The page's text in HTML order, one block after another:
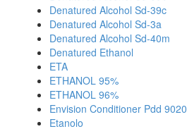
Denatured Alcohol Sd-39c
Denatured Alcohol Sd-3a
Denatured Alcohol Sd-40m
Denatured Ethanol
ETA
ETHANOL 95%
ETHANOL 96%
Envision Conditioner Pdd 9020
Etanolo